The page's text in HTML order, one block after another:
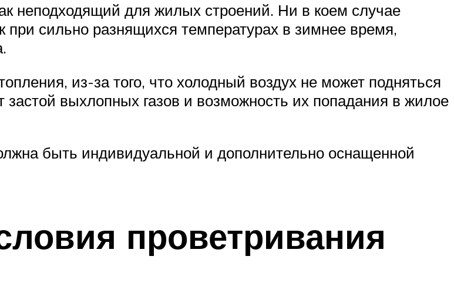
неподходящий для жилых строений. Ни в коем случае
при сильно разнящихся температурах в зимнее время,
из-за того, что холодный воздух не может подняться
выхлопных газов и возможность их попадания в жилое
быть индивидуальной и дополнительно оснащенной
проветривания